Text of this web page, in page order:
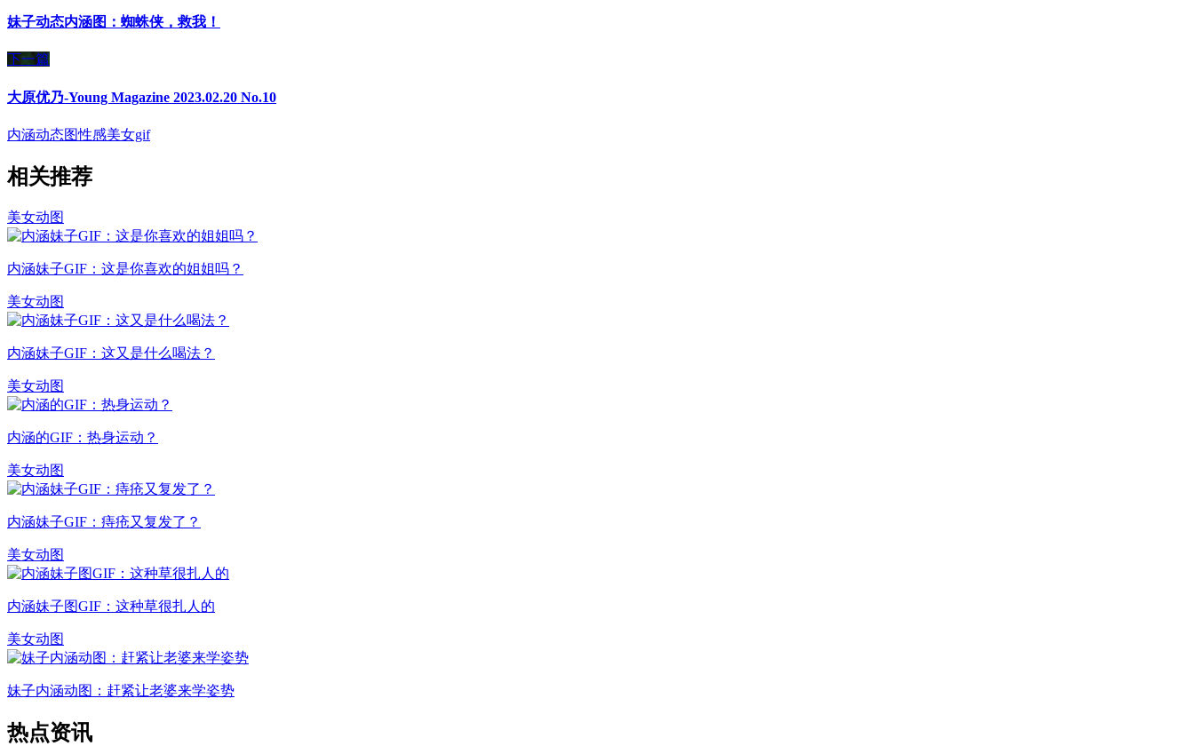
妹子动态内涵图：蜘蛛侠，救我！
下一篇
大原优乃-Young Magazine 2023.02.20 No.10
内涵动态图性感美女gif
相关推荐
美女动图
内涵妹子GIF：这是你喜欢的姐姐吗？
美女动图
内涵妹子GIF：这又是什么喝法？
美女动图
内涵的GIF：热身运动？
美女动图
内涵妹子GIF：痔疮又复发了？
美女动图
内涵妹子图GIF：这种草很扎人的
美女动图
妹子内涵动图：赶紧让老婆来学姿势
热点资讯